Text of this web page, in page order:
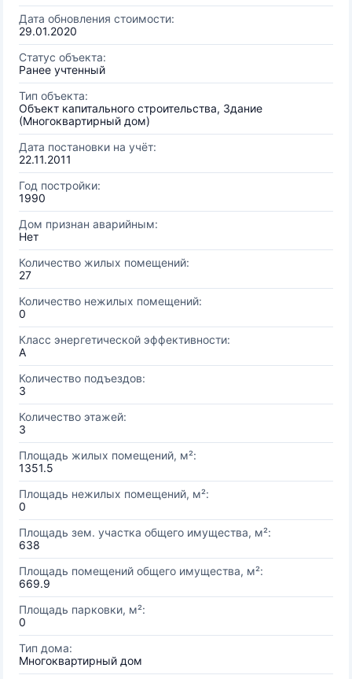
Дата обновления стоимости:
29.01.2020
Статус объекта:
Ранее учтенный
Тип объекта:
Объект капитального строительства, Здание
(Многоквартирный дом)
Дата постановки на учёт:
22.11.2011
Год постройки:
1990
Дом признан аварийным:
Нет
Количество жилых помещений:
27
Количество нежилых помещений:
0
Класс энергетической эффективности:
A
Количество подъездов:
3
Количество этажей:
3
Площадь жилых помещений, м²:
1351.5
Площадь нежилых помещений, м²:
0
Площадь зем. участка общего имущества, м²:
638
Площадь помещений общего имущества, м²:
669.9
Площадь парковки, м²:
0
Тип дома:
Многоквартирный дом